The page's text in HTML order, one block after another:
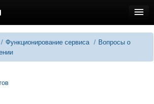
Функционирование сервиса
Вопросы о